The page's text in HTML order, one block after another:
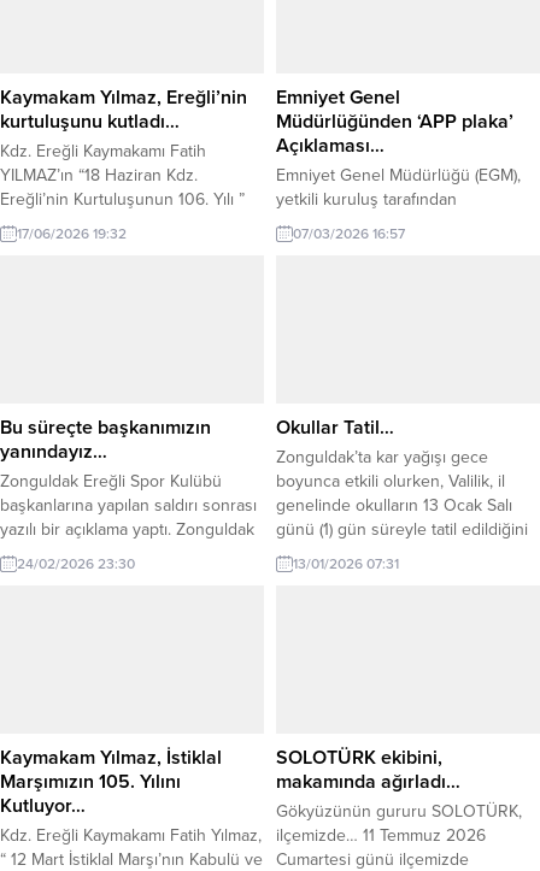
Kaymakam Yılmaz, Ereğli’nin
kurtuluşunu kutladı…
Kdz. Ereğli Kaymakamı Fatih
YILMAZ’ın “18 Haziran Kdz.
Ereğli’nin Kurtuluşunun 106. Yılı ”
dolayısıyla mesaj yayınladı.
Kaymakam Yılmaz’ın mesajı şu
omuza ve yürek yüreğe...
17/06/2026 19:32
Emniyet Genel
Müdürlüğünden ‘APP plaka’
Açıklaması…
Emniyet Genel Müdürlüğü (EGM),
yetkili kuruluş tarafından
basılmayan, üzerinde resmi mühür
ve yönetmelikte belirtilen güvenlik
hesabından yapılan açıklamada,
son günlerde kamuoyunda “APP
plaka” olarak bilinen plakalar ve bu
plakaların kullanımına ilişkin
yaptırımlar hakkında...
07/03/2026 16:57
Bu süreçte başkanımızın
yanındayız…
Zonguldak Ereğli Spor Kulübü
başkanlarına yapılan saldırı sonrası
yazılı bir açıklama yaptı. Zonguldak
Ereğli Spor Genel Kaptanı Umut
Yüksel Kuru yazılı bir açıklama
Yılmaz, Kulüp Başkanımız...
24/02/2026 23:30
Okullar Tatil…
Zonguldak’ta kar yağışı gece
boyunca etkili olurken, Valilik, il
genelinde okulların 13 Ocak Salı
günü (1) gün süreyle tatil edildiğini
duyurdu.
13/01/2026 07:31
Kaymakam Yılmaz, İstiklal
Marşımızın 105. Yılını
Kutluyor…
Kdz. Ereğli Kaymakamı Fatih Yılmaz,
“ 12 Mart İstiklal Marşı’nın Kabulü ve
SOLOTÜRK ekibini,
makamında ağırladı…
Gökyüzünün gururu SOLOTÜRK,
ilçemizde… 11 Temmuz 2026
Cumartesi günü ilçemizde